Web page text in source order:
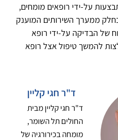
על-ידי רופאים מומחים,
ממערך השירותים המוענק
של הבדיקה על-ידי רופא
להמשך טיפול אצל רופא
ד"ר חגי קליין
ד"ר חגי קליין מבית
החולים תל השומר,
מומחה בכירורגיה של